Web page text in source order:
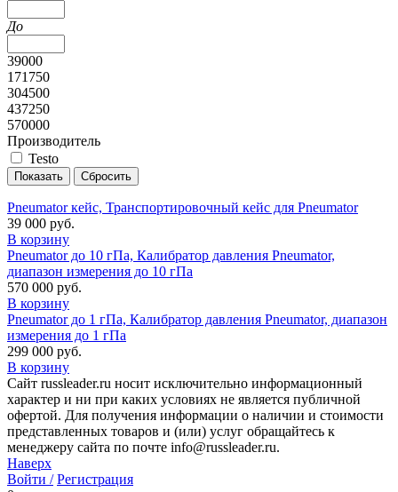
До
39000
171750
304500
437250
570000
Производитель
Testo
Pneumator кейс, Транспортировочный кейс для Pneumator
39 000 руб.
В корзину
Pneumator до 10 гПа, Калибратор давления Pneumator,
диапазон измерения до 10 гПа
570 000 руб.
В корзину
Pneumator до 1 гПа, Калибратор давления Pneumator, диапазон
измерения до 1 гПа
299 000 руб.
В корзину
Сайт russleader.ru носит исключительно информационный
характер и ни при каких условиях не является публичной
офертой. Для получения информации о наличии и стоимости
представленных товаров и (или) услуг обращайтесь к
менеджеру сайта по почте info@russleader.ru.
Наверх
Войти / Регистрация